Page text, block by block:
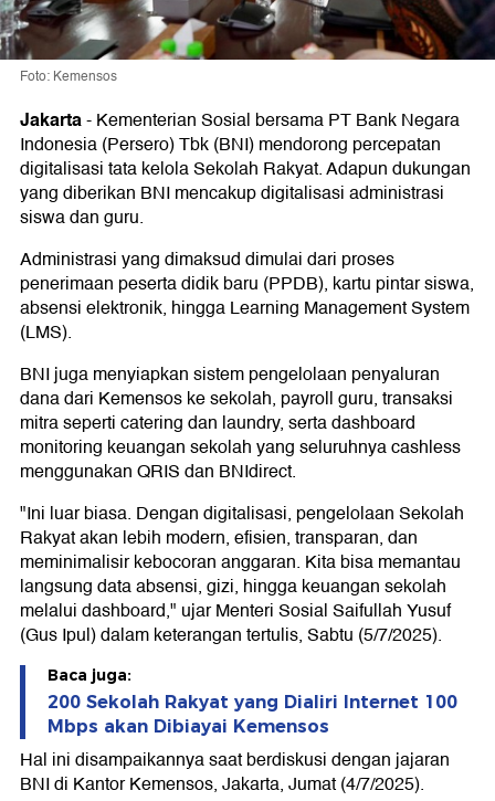
Foto: Kemensos
Jakarta-Kementerian Sosial bersama PT Bank Negara
Indonesia (Persero) Tbk (BNI) mendorong percepatan
digitalisasi tata kelola Sekolah Rakyat. Adapun dukungan
yang diberikan BNI mencakup digitalisasi administrasi
siswa dan guru.
Administrasi yang dimaksud dimulai dari proses
penerimaan peserta didik baru (PPDB), kartu pintar siswa,
absensi elektronik, hingga Learning Management System
(LMS).
BNI juga menyiapkan sistem pengelolaan penyaluran
dana dari Kemensos ke sekolah, payroll guru, transaksi
mitra seperti catering dan laundry, serta dashboard
monitoring keuangan sekolah yang seluruhnya cashless
menggunakan QRIS dan BNIdirect.
"Ini luar biasa. Dengan digitalisasi, pengelolaan Sekolah
Rakyat akan lebih modern, efisien, transparan, dan
meminimalisir kebocoran anggaran. Kita bisa memantau
langsung data absensi, gizi, hingga keuangan sekolah
melalui dashboard," ujar Menteri Sosial Saifullah Yusuf
(Gus Ipul) dalam keterangan tertulis, Sabtu (5/7/2025).
Baca juga:
200 Sekolah Rakyat yang Dialiri Internet 100
Mbps akan Dibiayai Kemensos
Hal ini disampaikannya saat berdiskusi dengan jajaran
BNI di Kantor Kemensos, Jakarta, Jumat (4/7/2025).